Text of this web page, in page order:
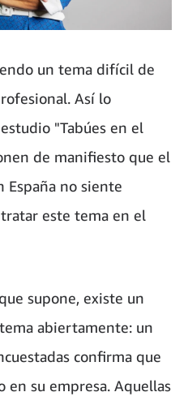
un tema difícil de
Así lo
"Tabúes en el
de manifiesto que el
España no siente
este tema en el
supone, existe un
abiertamente: un
confirma que
en su empresa. Aquellas